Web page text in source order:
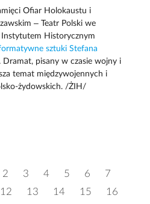
Ofiar Holokaustu i
– Teatr Polski we
Instytutem Historycznym
sztuki Stefana
Dramat, pisany w czasie wojny i
temat międzywojennych i
żydowskich. /ŻIH/
2 3 4 5 6
7
12 13 14 15
16